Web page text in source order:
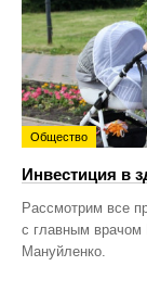
Общество
Инвестиция в
Рассмотрим все
с главным врачом
Мануйленко.